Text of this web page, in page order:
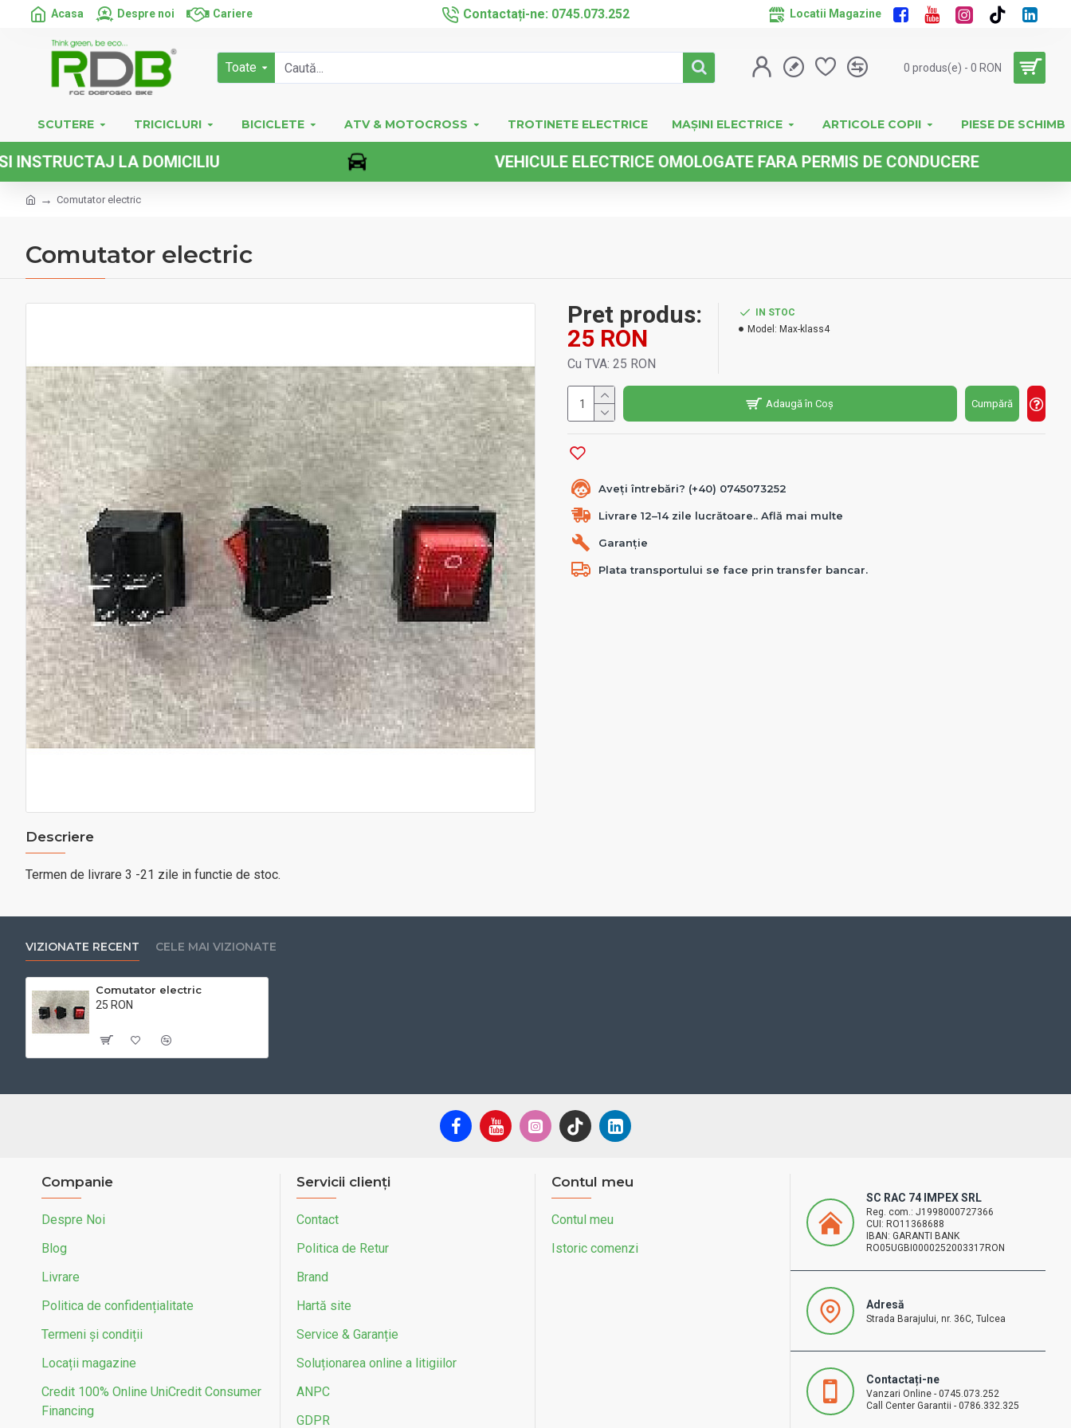
Acasa Despre noi Cariere Contactați-ne: 0745.073.252 Locatii Magazine
Toate 0 produs(e) - 0 RON
SCUTERE TRICICLURI BICICLETE ATV & MOTOCROSS TROTINETE ELECTRICE MAȘINI ELECTRICE ARTICOLE COPII PIESE DE SCHIMB
LA DOMICILIU VEHICULE ELECTRICE OMOLOGATE FARA PERMIS DE CONDUCERE
Comutator electric
Comutator electric
Descriere
Termen de livrare 3 -21 zile in functie de stoc.
Pret produs:
25 RON
Cu TVA: 25 RON
IN STOC
Model: Max-klass4
Adaugă în Coș Cumpără
Aveți întrebări? (+40) 0745073252
Livrare 12–14 zile lucrătoare.. Află mai multe
Garanție
Plata transportului se face prin transfer bancar.
VIZIONATE RECENT CELE MAI VIZIONATE
Comutator electric
25 RON
Companie
Despre Noi
Blog
Livrare
Politica de confidențialitate
Termeni și condiții
Locații magazine
Credit 100% Online UniCredit Consumer
Financing
Servicii clienți
Contact
Politica de Retur
Brand
Hartă site
Service & Garanție
Soluționarea online a litigiilor
ANPC
GDPR
Contul meu
Contul meu
Istoric comenzi
SC RAC 74 IMPEX SRL
Reg. com.: J1998000727366
CUI: RO11368688
IBAN: GARANTI BANK
RO05UGBI0000252003317RON
Adresă
Strada Barajului, nr. 36C, Tulcea
Contactați-ne
Vanzari Online - 0745.073.252
Call Center Garantii - 0786.332.325